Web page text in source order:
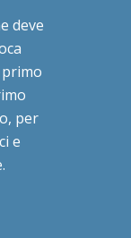
deve
per
e